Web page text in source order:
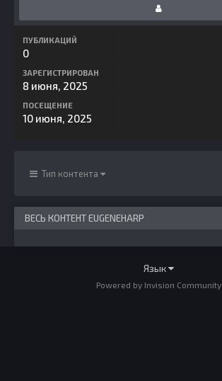
ПУБЛИКАЦИЙ
0
ЗАРЕГИСТРИРОВАН
8 июня, 2025
ПОСЕЩЕНИЕ
10 июня, 2025
Тип контента
ВЕСЬ КОНТЕНТ EUGENEHARP
Язык
Powered by Invision Community